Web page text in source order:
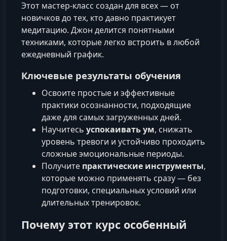
Этот мастер-класс создан для всех — от
новичков до тех, кто давно практикует
медитацию. Джон делится понятными
техниками, которые легко встроить в любой
ежедневный график.
Ключевые результаты обучения
Освоите простые и эффективные
практики осознанности, подходящие
даже для самых загруженных дней.
Научитесь успокаивать ум, снижать
уровень тревоги и устойчиво проходить
сложные эмоциональные периоды.
Получите практические инструменты,
которые можно применять сразу — без
подготовки, специальных условий или
длительных тренировок.
Почему этот курс особенный